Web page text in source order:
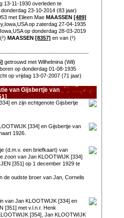
13-11-1930 overleden te
23-10-2014 (83 jaar)
met Eileen MaeMAASSEN [489]
op zaterdag 27-04-1935
op donderdag 28-03-2019
MAASSEN [8357] en van (²)
getrouwd met Wilhelmina (Wil)
op donderdag 01-08-1935
op vrijdag 13-07-2007 (71 jaar)
van Gijsbertje van
en zijn echtgenote Gijsbertje
[334] en Gijsbertje van
1926.
(d.m.v. een briefkaart) van
zoon van Jan KLOOTWIJK [334]
[351] op 1 december 1929 te
de oudste broer van Jan, Cornelis
van Jan KLOOTWIJK [334] en
[351] met v.l.n.r. Henk
[354], Jan KLOOTWIJK